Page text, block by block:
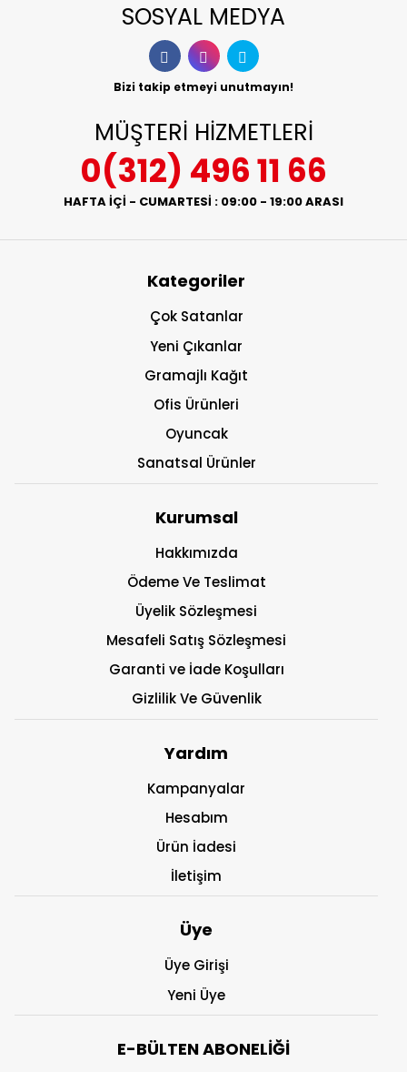
SOSYAL MEDYA
Bizi takip etmeyi unutmayın!
MÜŞTERİ HİZMETLERİ
0(312) 496 11 66
HAFTA İÇİ - CUMARTESİ : 09:00 - 19:00 ARASI
Kategoriler
Çok Satanlar
Yeni Çıkanlar
Gramajlı Kağıt
Ofis Ürünleri
Oyuncak
Sanatsal Ürünler
Kurumsal
Hakkımızda
Ödeme Ve Teslimat
Üyelik Sözleşmesi
Mesafeli Satış Sözleşmesi
Garanti ve İade Koşulları
Gizlilik Ve Güvenlik
Yardım
Kampanyalar
Hesabım
Ürün İadesi
İletişim
Üye
Üye Girişi
Yeni Üye
E-BÜLTEN ABONELİĞİ